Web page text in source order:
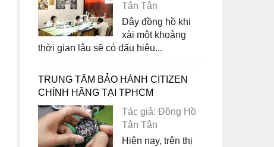
Tân Tân
Dây đồng hồ khi
xài một khoảng
thời gian lâu sẽ có dấu hiệu...
TRUNG TÂM BẢO HÀNH CITIZEN
CHÍNH HÃNG TẠI TPHCM
Tác giả: Đồng Hồ
Tân Tân
Hiện nay, trên thị